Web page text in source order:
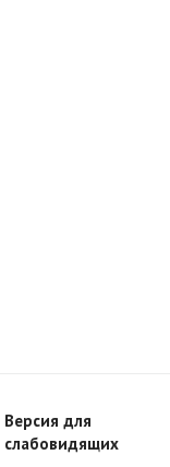
Версия для
слабовидящих